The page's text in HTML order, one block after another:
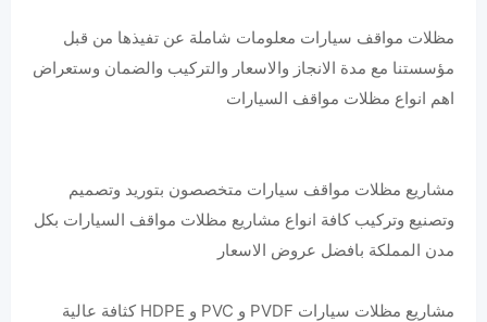
مظلات مواقف سيارات معلومات شاملة عن تفيذها من قبل
مؤسستنا مع مدة الانجاز والاسعار والتركيب والضمان وستعراض
اهم انواع مظلات مواقف السيارات
مشاريع مظلات مواقف سيارات متخصصون بتوريد وتصميم
وتصنيع وتركيب كافة انواع مشاريع مظلات مواقف السيارات بكل
مدن المملكة بافضل عروض الاسعار
مشاريع مظلات سيارات PVDF و PVC و HDPE كثافة عالية